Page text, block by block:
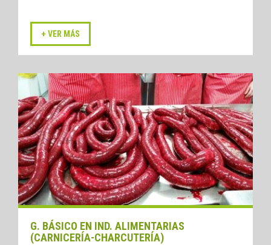
G. BÁSICO EN IND. ALIMENTARIAS
(CARNICERÍA-CHARCUTERÍA)